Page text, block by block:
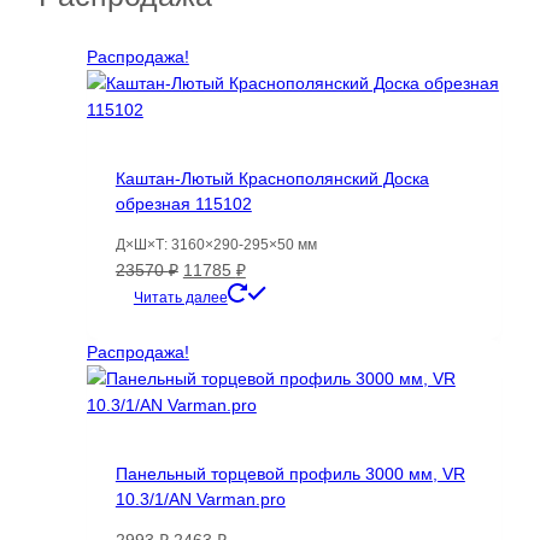
выбрать
Распродажа!
Каштан-Лютый Краснополянский Доска
обрезная 115102
Д×Ш×Т: 3160×290-295×50 мм
23570₽ Первоначальная
цена
23570 ₽.
11785 ₽Текущая
цена:
Читать далее
Распродажа!
Панельный торцевой профиль 3000 мм, VR
10.3/1/AN Varman.pro